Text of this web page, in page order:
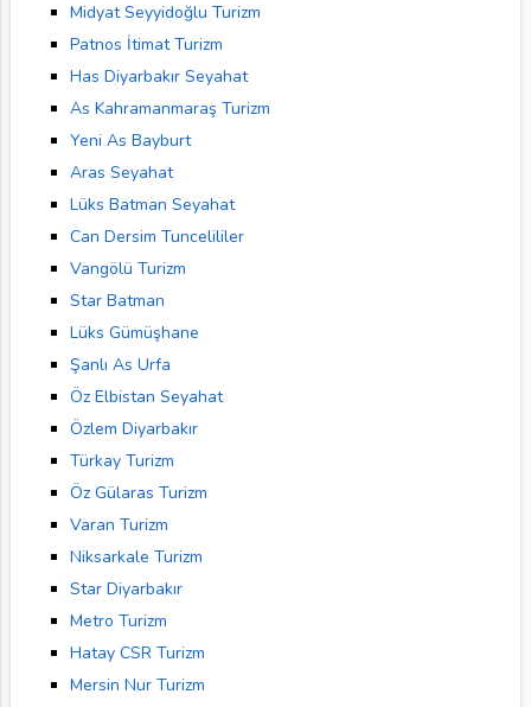
Midyat Seyyidoğlu Turizm
Patnos İtimat Turizm
Has Diyarbakır Seyahat
As Kahramanmaraş Turizm
Yeni As Bayburt
Aras Seyahat
Lüks Batman Seyahat
Can Dersim Tuncelililer
Vangölü Turizm
Star Batman
Lüks Gümüşhane
Şanlı As Urfa
Öz Elbistan Seyahat
Özlem Diyarbakır
Türkay Turizm
Öz Gülaras Turizm
Varan Turizm
Niksarkale Turizm
Star Diyarbakır
Metro Turizm
Hatay CSR Turizm
Mersin Nur Turizm